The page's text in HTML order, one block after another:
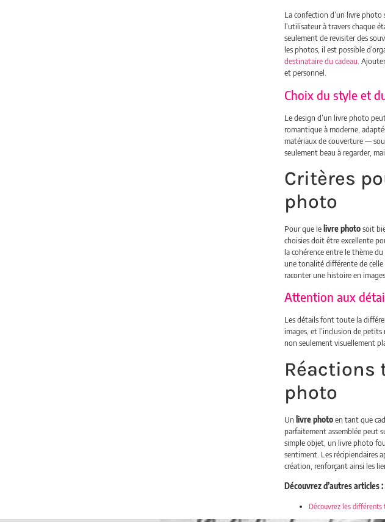
La confection d’un livre photo
l’utilisateur à travers chaque
seulement de revisiter des
les photos, il est possible
destinataire du cadeau.
et personnel.
Choix du style et
Le design d’un livre photo
romantique à moderne,
matériaux de couverture —
seulement beau à regarder,
Critères
photo
Pour que le livre photosoit
choisies doit être excellente
la cohérence entre le thème
une tonalité différente de celle
raconter une histoire en
Attention aux
Les détails font toute la
images, et l’inclusion de petits
non seulement visuellement
Réactions
photo
Un livre photoen tant que
parfaitement assemblée peut
simple objet, un livre photo
sentiment. Les récipiendaires
création, renforçant ainsi les
Découvrez d’autres articles :
Découvrez les